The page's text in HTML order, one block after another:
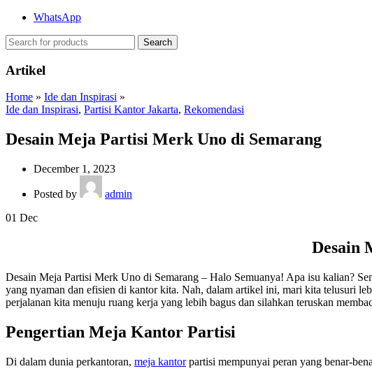
WhatsApp
Search
Artikel
Home » Ide dan Inspirasi »
Ide dan Inspirasi, Partisi Kantor Jakarta, Rekomendasi
Desain Meja Partisi Merk Uno di Semarang
December 1, 2023
Posted by
admin
01 Dec
Desain
Desain Meja Partisi Merk Uno di Semarang – Halo Semuanya! Apa isu kalian?
yang nyaman dan efisien di kantor kita. Nah, dalam artikel ini, mari kita telusuri
perjalanan kita menuju ruang kerja yang lebih bagus dan silahkan teruskan
Pengertian Meja Kantor Partisi
Di dalam dunia perkantoran, meja kantorpartisi mempunyai peran yang benar-